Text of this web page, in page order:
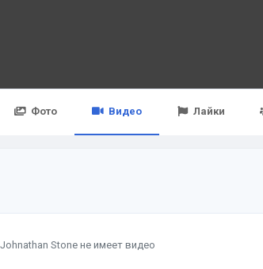
Фото Видео Лайки
Johnathan Stone не имеет видео